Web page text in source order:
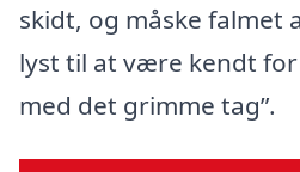
skidt, og måske falmet
lyst til at være kendt
med det grimme tag”.